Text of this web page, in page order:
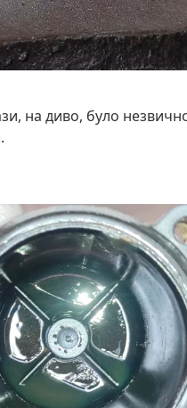
на диво, було